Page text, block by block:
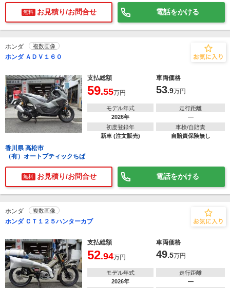
無料 お見積り/お問合せ 電話をかける
ホンダ 複数画像
ホンダ ＡＤＶ１６０
支払総額 車両価格
59.55万円 53.9万円
モデル年式
2026年
走行距離
―
初度登録年
新車 (注文販売)
車検/自賠責
自賠責保険無し
香川県 高松市
（有）オートブティックちば
無料 お見積り/お問合せ 電話をかける
ホンダ 複数画像
ホンダ ＣＴ１２５ハンターカブ
支払総額 車両価格
52.94万円 49.5万円
モデル年式
2026年
走行距離
―